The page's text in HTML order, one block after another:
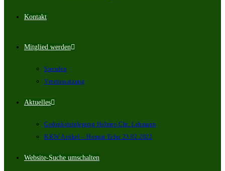
Kontakt
Mitglied werden
Spenden
Vereinssatzung
Aktuelles
Gedenksteinlegung Helmer-Chr. Lehmann
KKW Artikel – Heimat Echo 23.02.2022
Website-Suche umschalten
Notwendig
sind nicht
(Werden
benötigt
Webseite